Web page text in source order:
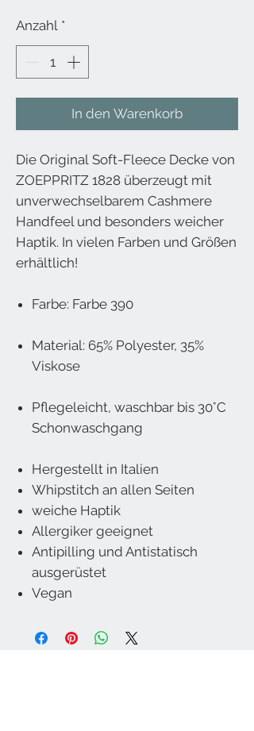
Anzahl *
In den Warenkorb
Die Original Soft-Fleece Decke von
ZOEPPRITZ 1828 überzeugt mit
unverwechselbarem Cashmere
Handfeel und besonders weicher
Haptik. In vielen Farben und Größen
erhältlich!
Farbe: Farbe 390
Material: 65% Polyester, 35%
Viskose
Pflegeleicht, waschbar bis 30°C
Schonwaschgang
Hergestellt in Italien
Whipstitch an allen Seiten
weiche Haptik
Allergiker geeignet
Antipilling und Antistatisch
ausgerüstet
Vegan